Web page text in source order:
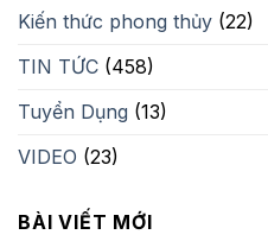
Kiến thức phong thủy (22)
TIN TỨC (458)
Tuyển Dụng (13)
VIDEO (23)
BÀI VIẾT MỚI